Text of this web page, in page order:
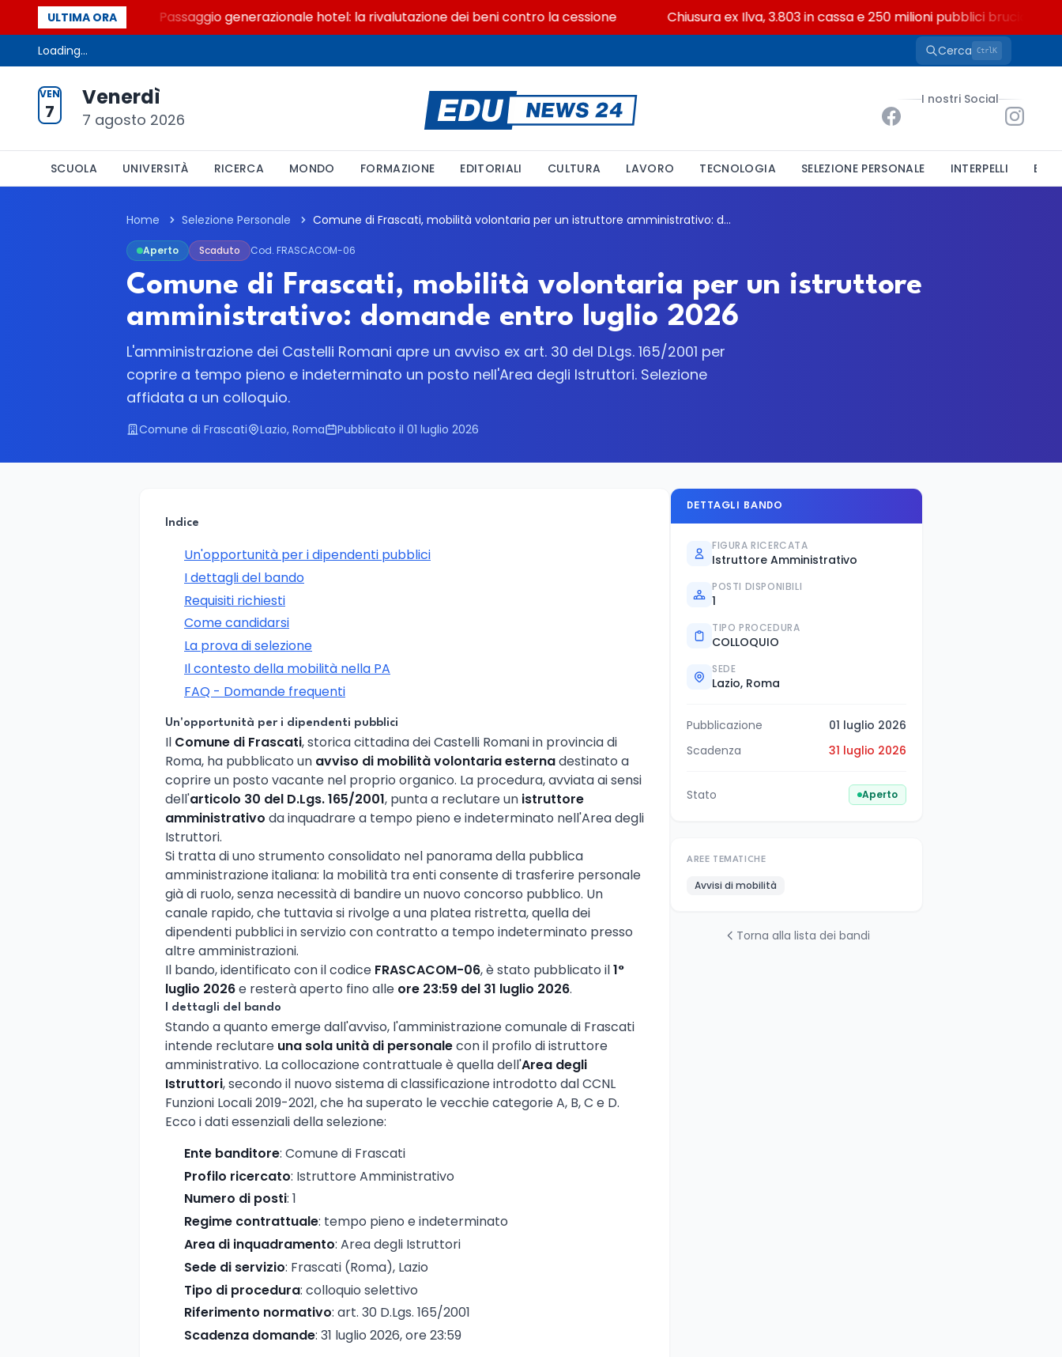
ULTIMA ORA Passaggio generazionale hotel: la rivalutazione dei beni contro la cessione Chiusura ex Ilva, 3.803 in cassa e 250 milioni pubblici bruciati
Loading... Cerca CtrlK
VEN
7
Venerdì
7 agosto 2026
I nostri Social
SCUOLA UNIVERSITÀ RICERCA MONDO FORMAZIONE EDITORIALI CULTURA LAVORO TECNOLOGIA SELEZIONE PERSONALE INTERPELLI
Home Selezione Personale Comune di Frascati, mobilità volontaria per un istruttore amministrativo: domande entro luglio 2026
Aperto Scaduto Cod. FRASCACOM-06
Comune di Frascati, mobilità volontaria per un istruttore
amministrativo: domande entro luglio 2026
L'amministrazione dei Castelli Romani apre un avviso ex art. 30 del D.Lgs. 165/2001 per
coprire a tempo pieno e indeterminato un posto nell'Area degli Istruttori. Selezione
affidata a un colloquio.
Comune di Frascati Lazio, Roma Pubblicato il 01 luglio 2026
Indice
Un'opportunità per i dipendenti pubblici
I dettagli del bando
Requisiti richiesti
Come candidarsi
La prova di selezione
Il contesto della mobilità nella PA
FAQ - Domande frequenti
Un'opportunità per i dipendenti pubblici
Il Comune di Frascati, storica cittadina dei Castelli Romani in provincia di
Roma, ha pubblicato un avviso di mobilità volontaria esternadestinato a
coprire un posto vacante nel proprio organico. La procedura, avviata ai sensi
dell'articolo 30 del D.Lgs. 165/2001, punta a reclutare un istruttore
amministrativo da inquadrare a tempo pieno e indeterminato nell'Area degli
Istruttori.
Si tratta di uno strumento consolidato nel panorama della pubblica
amministrazione italiana: la mobilità tra enti consente di trasferire personale
già di ruolo, senza necessità di bandire un nuovo concorso pubblico. Un
canale rapido, che tuttavia si rivolge a una platea ristretta, quella dei
dipendenti pubblici in servizio con contratto a tempo indeterminato presso
altre amministrazioni.
Il bando, identificato con il codice FRASCACOM-06, è stato pubblicato il1°
luglio 2026e resterà aperto fino alle ore 23:59 del 31 luglio 2026.
I dettagli del bando
Stando a quanto emerge dall'avviso, l'amministrazione comunale di Frascati
intende reclutare una sola unità di personalecon il profilo di istruttore
amministrativo. La collocazione contrattuale è quella dell'Area degli
Istruttori, secondo il nuovo sistema di classificazione introdotto dal CCNL
Funzioni Locali 2019-2021, che ha superato le vecchie categorie A, B, C e D.
Ecco i dati essenziali della selezione:
Ente banditore: Comune di Frascati
Profilo ricercato: Istruttore Amministrativo
Numero di posti: 1
Regime contrattuale: tempo pieno e indeterminato
Area di inquadramento: Area degli Istruttori
Sede di servizio: Frascati (Roma), Lazio
Tipo di procedura: colloquio selettivo
Riferimento normativo: art. 30 D.Lgs. 165/2001
Scadenza domande: 31 luglio 2026, ore 23:59
DETTAGLI BANDO
FIGURA RICERCATA
Istruttore Amministrativo
POSTI DISPONIBILI
1
TIPO PROCEDURA
COLLOQUIO
SEDE
Lazio, Roma
Pubblicazione
01 luglio 2026
Scadenza
31 luglio 2026
Stato Aperto
AREE TEMATICHE
Avvisi di mobilità
Torna alla lista dei bandi